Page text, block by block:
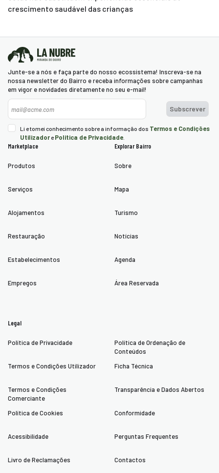
crescimento saudável das crianças
Junte-se a nós e faça parte do nosso ecossistema! Inscreva-se na
nossa newsletter do Bairro e receba informações sobre campanhas
em vigor e novidades diretamente no seu e-mail!
Subscrever
Li e tomei conhecimento sobre a informação dos Termos e Condições
Utilizador ePolítica de Privacidade
Marketplace
Produtos
Serviços
Alojamentos
Restauração
Estabelecimentos
Empregos
Explorar Bairro
Sobre
Mapa
Turismo
Notícias
Agenda
Área Reservada
Legal
Política de Privacidade
Termos e Condições Utilizador
Termos e Condições
Comerciante
Política de Cookies
Acessibilidade
Livro de Reclamações
Política de Ordenação de
Conteúdos
Ficha Técnica
Transparência e Dados Abertos
Conformidade
Perguntas Frequentes
Contactos